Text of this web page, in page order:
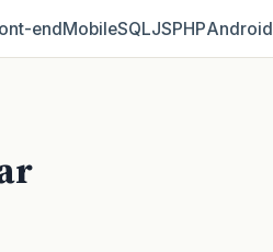
MobileSQLJSPHPAndroid